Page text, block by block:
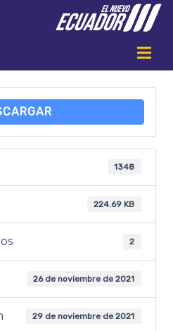
1348
224.69 KB
2
26 de noviembre de 2021
29 de noviembre de 2021